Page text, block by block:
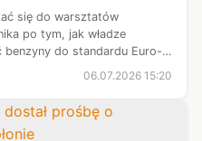
się do warsztatów
po tym, jak władze
benzyny do standardu Euro-
06.07.2026 15:20